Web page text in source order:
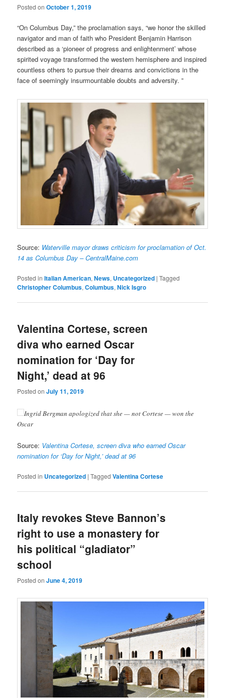
Posted onOctober 1, 2019
“On Columbus Day,” the proclamation says, “we honor the skilled
navigator and man of faith who President Benjamin Harrison
described as a ‘pioneer of progress and enlightenment’ whose
spirited voyage transformed the western hemisphere and inspired
countless others to pursue their dreams and convictions in the
face of seemingly insurmountable doubts and adversity. ”
Source: Waterville mayor draws criticism for proclamation of Oct.
14 as Columbus Day – CentralMaine.com
Posted in Italian American,News, Uncategorized |Tagged
Christopher Columbus,Columbus,Nick Isgro
Valentina Cortese, screen
diva who earned Oscar
nomination for ‘Day for
Night,’ dead at 96
Posted onJuly 11, 2019
Ingrid Bergman apologized that she — not Cortese — won the
Oscar
Source: Valentina Cortese, screen diva who earned Oscar
nomination for ‘Day for Night,’ dead at 96
Posted in Uncategorized |Tagged Valentina Cortese
Italy revokes Steve Bannon’s
right to use a monastery for
his political “gladiator”
school
Posted onJune 4, 2019